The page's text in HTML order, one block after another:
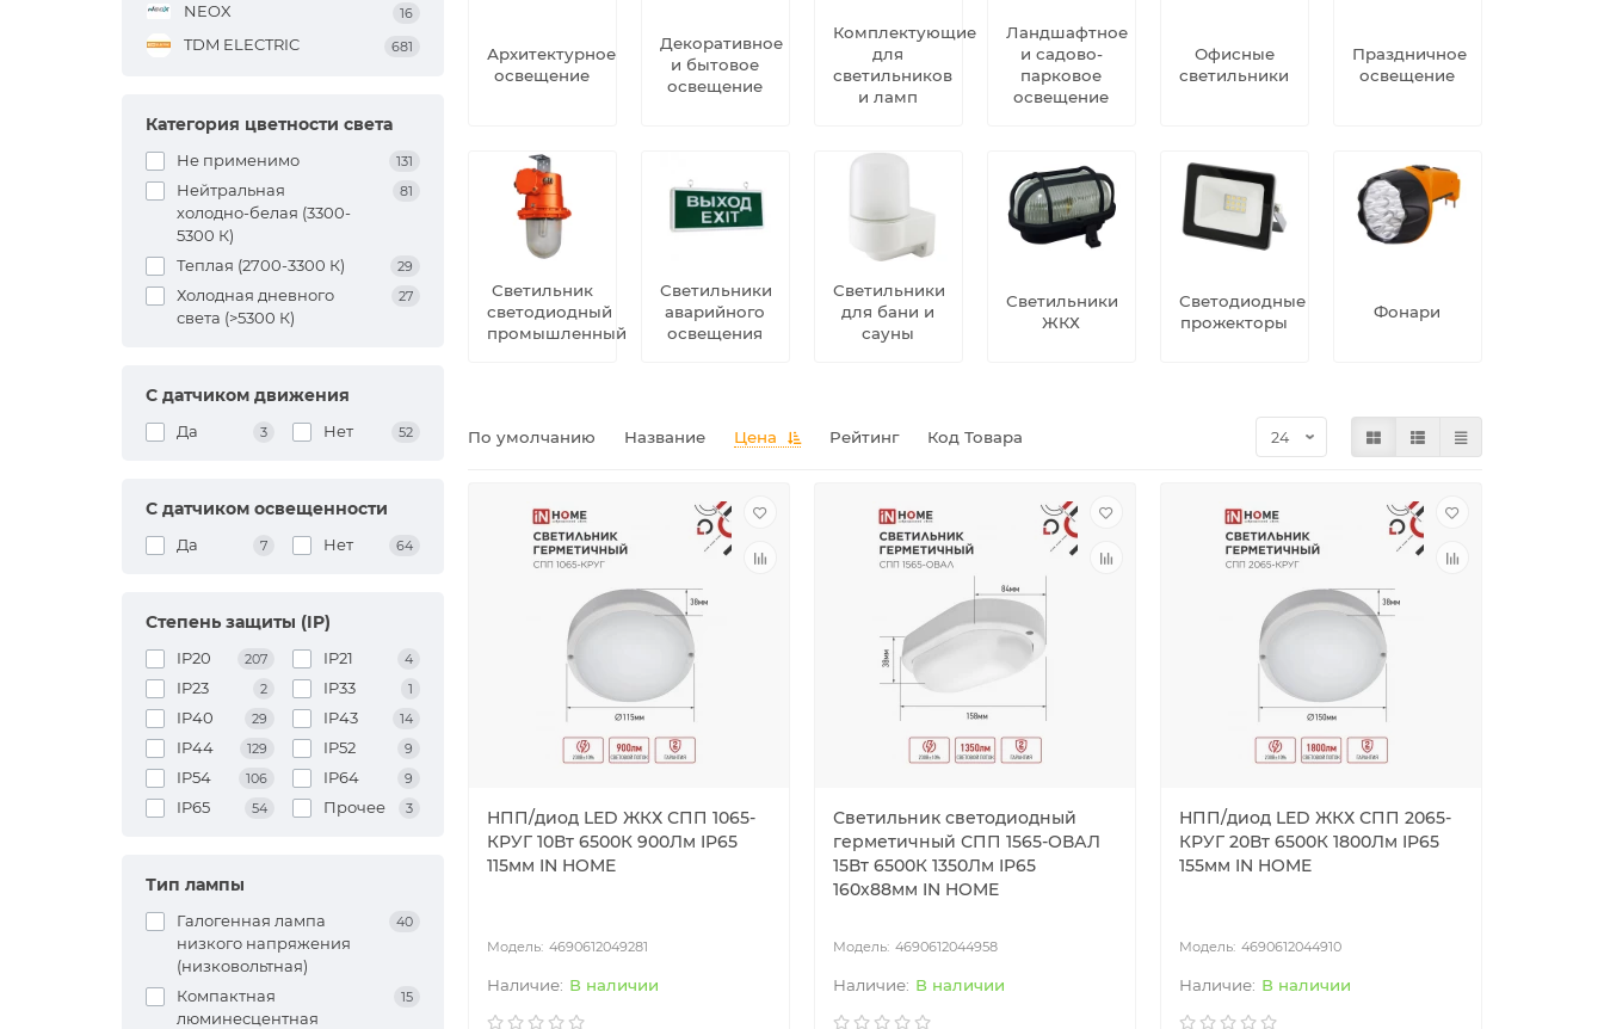
NEOX 16
TDM ELECTRIC 681
Категория цветности света
Не применимо 131
Нейтральная
холодно-белая (3300-
5300 К)
81
Теплая (2700-3300 К) 29
Холодная дневного
света (>5300 К)
27
С датчиком движения
Да 3 Нет 52
С датчиком освещенности
Да 7 Нет 64
Степень защиты (IP)
IP20 207 IP21 4
IP23 2 IP33 1
IP40 29 IP43 14
IP44 129 IP52 9
IP54 106 IP64 9
IP65 54 Прочее 3
Тип лампы
Галогенная лампа
низкого напряжения
(низковольтная)
40
Компактная
люминесцентная
15
Архитектурное
освещение
Декоративное
и бытовое
освещение
Комплектующие
для
светильников
и ламп
Ландшафтное
и садово-
парковое
освещение
Офисные
светильники
Праздничное
освещение
Светильник
светодиодный
промышленный
Светильники
аварийного
освещения
Светильники
для бани и
сауны
Светильники
ЖКХ
Светодиодные
прожекторы
Фонари
По умолчанию Название Цена Рейтинг Код Товара
НПП/диод LED ЖКХ СПП 1065-
КРУГ 10Вт 6500К 900Лм IP65
115мм IN HOME
4690612049281
В наличии
Светильник светодиодный
герметичный СПП 1565-ОВАЛ
15Вт 6500К 1350Лм IP65
160х88мм IN HOME
4690612044958
В наличии
НПП/диод LED ЖКХ СПП 2065-
КРУГ 20Вт 6500К 1800Лм IP65
155мм IN HOME
4690612044910
В наличии